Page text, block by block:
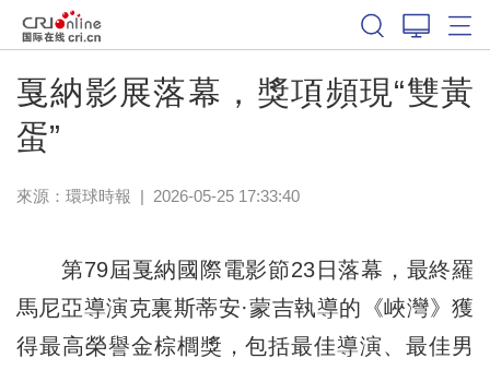
戛納影展落幕，獎項頻現“雙黃
蛋”
來源： 環球時報 | 2026-05-25 17:33:40
第79屆戛納國際電影節23日落幕，最終羅
馬尼亞導演克裏斯蒂安·蒙吉執導的《峽灣》獲
得最高榮譽金棕櫚獎，包括最佳導演、最佳男